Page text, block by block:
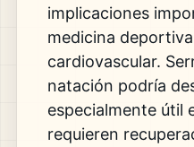
implicaciones
medicina
cardiovascular.
natación podría
especialmente útil
requieren